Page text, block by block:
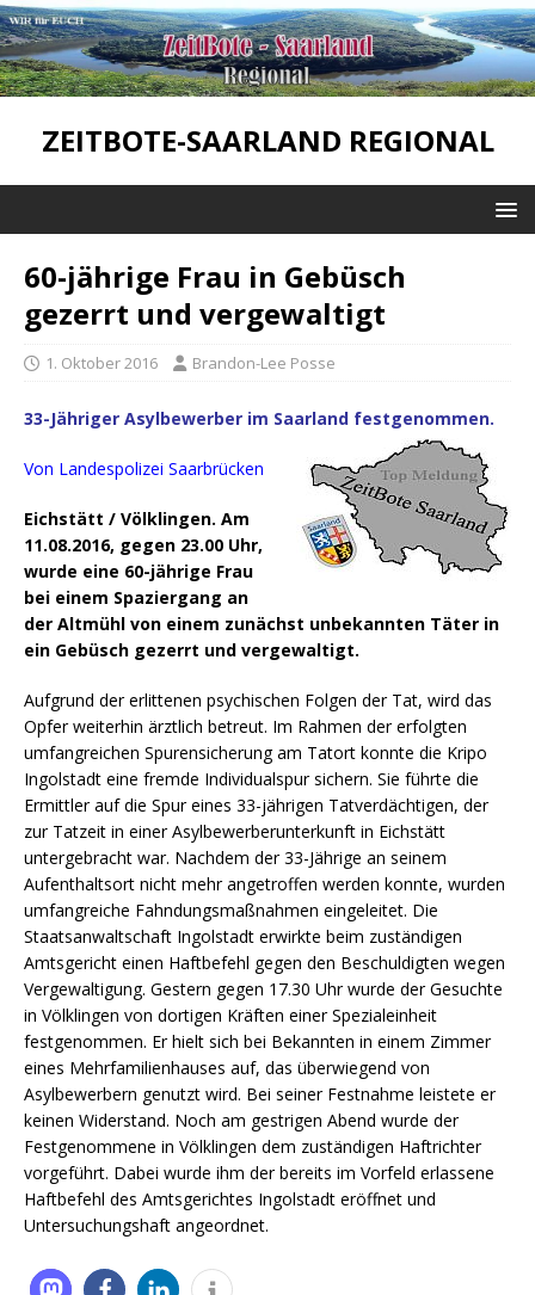
ZEITBOTE-SAARLAND REGIONAL
60-jährige Frau in Gebüsch
gezerrt und vergewaltigt
1. Oktober 2016 Brandon-Lee Posse
33-Jähriger Asylbewerber im Saarland festgenommen.
Von Landespolizei Saarbrücken
Eichstätt / Völklingen. Am
11.08.2016, gegen 23.00 Uhr,
wurde eine 60-jährige Frau
bei einem Spaziergang an
der Altmühl von einem zunächst unbekannten Täter in
ein Gebüsch gezerrt und vergewaltigt.
Aufgrund der erlittenen psychischen Folgen der Tat, wird das
Opfer weiterhin ärztlich betreut. Im Rahmen der erfolgten
umfangreichen Spurensicherung am Tatort konnte die Kripo
Ingolstadt eine fremde Individualspur sichern. Sie führte die
Ermittler auf die Spur eines 33-jährigen Tatverdächtigen, der
zur Tatzeit in einer Asylbewerberunterkunft in Eichstätt
untergebracht war. Nachdem der 33-Jährige an seinem
Aufenthaltsort nicht mehr angetroffen werden konnte, wurden
umfangreiche Fahndungsmaßnahmen eingeleitet. Die
Staatsanwaltschaft Ingolstadt erwirkte beim zuständigen
Amtsgericht einen Haftbefehl gegen den Beschuldigten wegen
Vergewaltigung. Gestern gegen 17.30 Uhr wurde der Gesuchte
in Völklingen von dortigen Kräften einer Spezialeinheit
festgenommen. Er hielt sich bei Bekannten in einem Zimmer
eines Mehrfamilienhauses auf, das überwiegend von
Asylbewerbern genutzt wird. Bei seiner Festnahme leistete er
keinen Widerstand. Noch am gestrigen Abend wurde der
Festgenommene in Völklingen dem zuständigen Haftrichter
vorgeführt. Dabei wurde ihm der bereits im Vorfeld erlassene
Haftbefehl des Amtsgerichtes Ingolstadt eröffnet und
Untersuchungshaft angeordnet.